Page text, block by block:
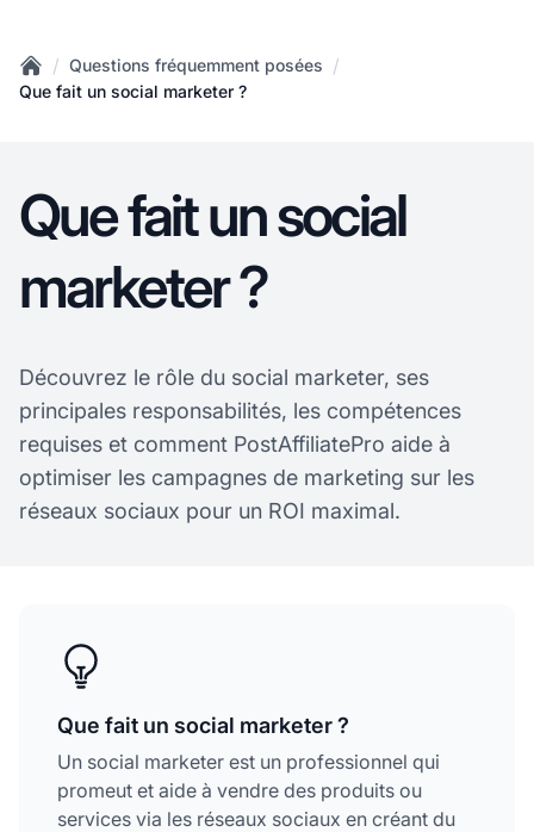
Home
/ Questions fréquemment posées /
Que fait un social marketer ?
Que fait un social
marketer ?
Découvrez le rôle du social marketer, ses
principales responsabilités, les compétences
requises et comment PostAffiliatePro aide à
optimiser les campagnes de marketing sur les
réseaux sociaux pour un ROI maximal.
Que fait un social marketer ?
Un social marketer est un professionnel qui
promeut et aide à vendre des produits ou
services via les réseaux sociaux en créant du